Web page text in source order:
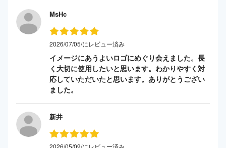
MsHc
2026/07/05/にレビュー済み
イメージにあうよいロゴにめぐり会えました。長
く大切に使用したいと思います。わかりやすく対
応していただいたと思います。ありがとうござい
ました。
新井
2026/05/09/にレビュー済み